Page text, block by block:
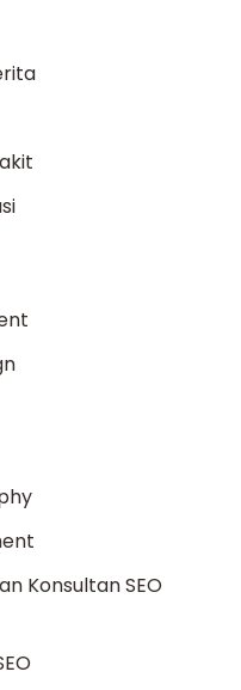
Konsultan SEO